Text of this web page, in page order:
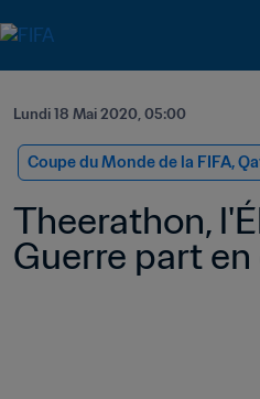
Lundi 18 Mai 2020, 05:00
Coupe du Monde de la FIFA,
Theerathon,
Guerre part